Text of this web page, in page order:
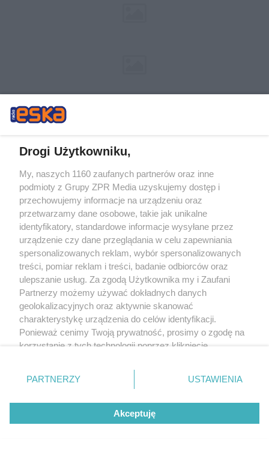
Żaden utwór zamieszczony w serwisie nie może być powielany i
rozpowszechniany lub dalej rozpowszechniany w jakikolwiek sposób (w
tym także elektroniczny lub mechaniczny) na jakimkolwiek polu
wykorzystanie utworów w całości lub w części z naruszeniem prawa, tzn.
bez właściwej zgody, jest zabronione pod groźbą kary i może być ścigane
Drogi Użytkowniku,
My, naszych 1160 zaufanych partnerów oraz inne
podmioty z Grupy ZPR Media uzyskujemy dostęp i
przechowujemy informacje na urządzeniu oraz
przetwarzamy dane osobowe, takie jak unikalne
identyfikatory, standardowe informacje wysyłane przez
urządzenie czy dane przeglądania w celu zapewniania
spersonalizowanych reklam, wybór spersonalizowanych
treści, pomiar reklam i treści, badanie odbiorców oraz
ulepszanie usług. Za zgodą Użytkownika my i Zaufani
Partnerzy możemy używać dokładnych danych
geolokalizacyjnych oraz aktywnie skanować
charakterystykę urządzenia do celów identyfikacji.
Ponieważ cenimy Twoją prywatność, prosimy o zgodę na
korzystanie z tych technologii poprzez kliknięcie
zmienić/wycofać klikając przycisk ustawień prywatności
znajdujący się w lewym dolnym rogu strony
rodzaje przetwarzania danych nie wymagają zgody
użytkownika, ale masz prawo sprzeciwić się takiemu
przetwarzaniu. Preferencje będą miały zastosowanie tylko
PARTNERZY USTAWIENIA
Akceptuję